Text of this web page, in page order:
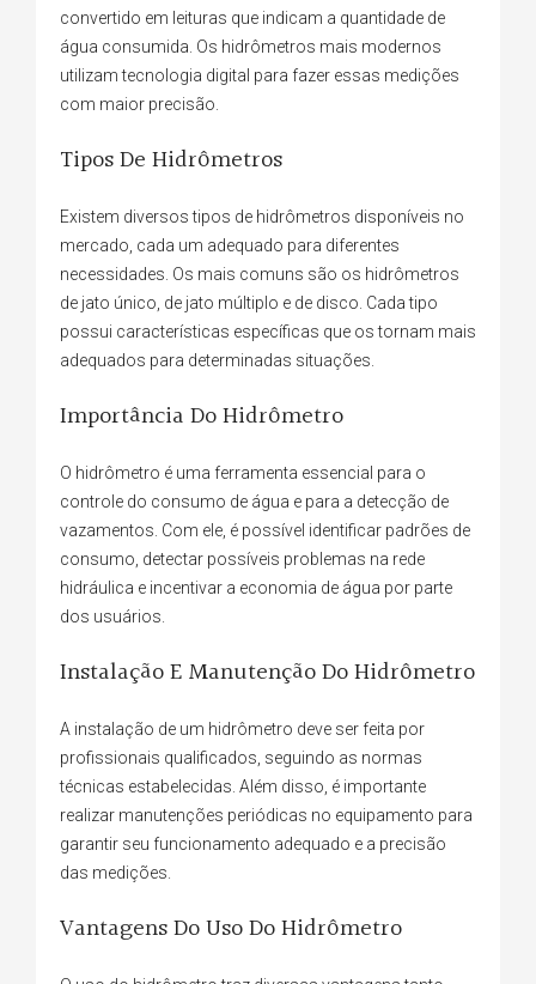
convertido em leituras que indicam a quantidade de
água consumida. Os hidrômetros mais modernos
utilizam tecnologia digital para fazer essas medições
com maior precisão.
Tipos De Hidrômetros
Existem diversos tipos de hidrômetros disponíveis no
mercado, cada um adequado para diferentes
necessidades. Os mais comuns são os hidrômetros
de jato único, de jato múltiplo e de disco. Cada tipo
possui características específicas que os tornam mais
adequados para determinadas situações.
Importância Do Hidrômetro
O hidrômetro é uma ferramenta essencial para o
controle do consumo de água e para a detecção de
vazamentos. Com ele, é possível identificar padrões de
consumo, detectar possíveis problemas na rede
hidráulica e incentivar a economia de água por parte
dos usuários.
Instalação E Manutenção Do Hidrômetro
A instalação de um hidrômetro deve ser feita por
profissionais qualificados, seguindo as normas
técnicas estabelecidas. Além disso, é importante
realizar manutenções periódicas no equipamento para
garantir seu funcionamento adequado e a precisão
das medições.
Vantagens Do Uso Do Hidrômetro